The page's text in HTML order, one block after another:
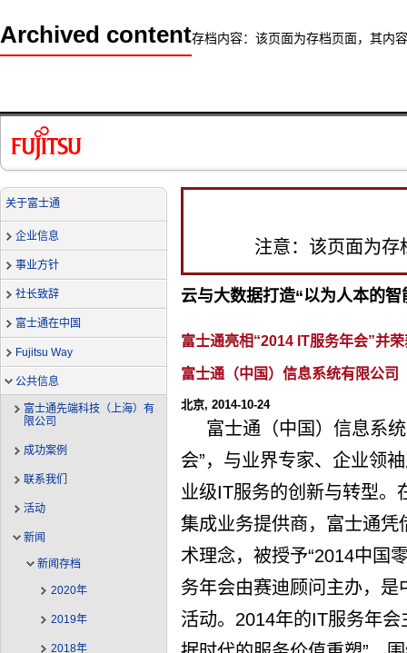
Archived content存档内容：该页面为存档页面，其内
关于富士通
企业信息
事业方针
社长致辞
富士通在中国
Fujitsu Way
公共信息
富士通先端科技（上海）有
限公司
成功案例
联系我们
活动
新闻
新闻存档
2020年
2019年
2018年
注意：该页面为
云与大数据打造“以为人本的智
富士通亮相“2014 IT服务年会”并
富士通（中国）信息系统有限公司
北京, 2014-10-24
富士通（中国）信息系
会”，与业界专家、企业领
业级IT服务的创新与转型。
集成业务提供商，富士通
术理念，被授予“2014中国
务年会由赛迪顾问主办，
活动。2014年的IT服务年